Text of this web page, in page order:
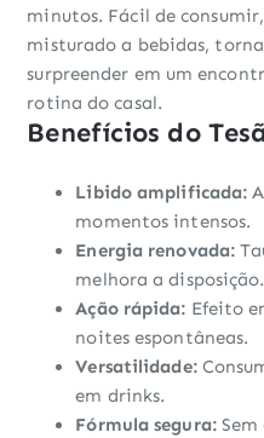
minutos. Fácil de
misturado a bebidas,
surpreender em um
rotina do casal.
Benefícios do
Libido amplificada:
momentos intensos.
Energia renovada:
melhora a disposição.
Ação rápida: Efeito
noites espontâneas.
Versatilidade:
em drinks.
Fórmula segura:Sem